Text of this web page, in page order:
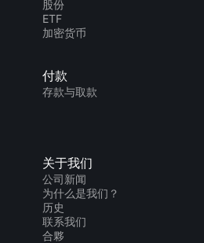
股份
ETF
加密货币
付款
存款与取款
关于我们
公司新闻
为什么是我们？
历史
联系我们
合夥